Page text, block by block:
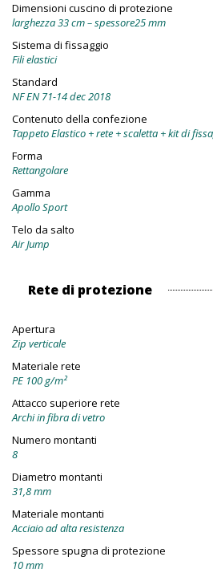
Dimensioni cuscino di protezione
larghezza 33 cm – spessore25 mm
Sistema di fissaggio
Fili elastici
Standard
NF EN 71-14 dec 2018
Contenuto della confezione
Tappeto Elastico + rete + scaletta + kit di
Forma
Rettangolare
Gamma
Apollo Sport
Telo da salto
Air Jump
Rete di protezione
Apertura
Zip verticale
Materiale rete
PE 100 g/m²
Attacco superiore rete
Archi in fibra di vetro
Numero montanti
8
Diametro montanti
31,8 mm
Materiale montanti
Acciaio ad alta resistenza
Spessore spugna di protezione
10 mm